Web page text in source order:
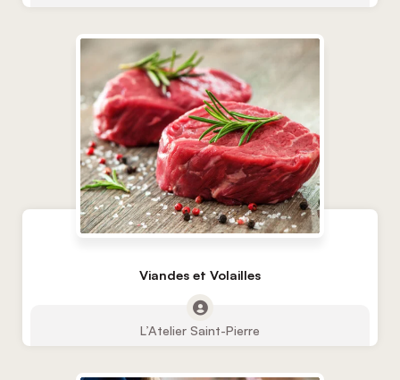
Viandes et Volailles
L’Atelier Saint-Pierre